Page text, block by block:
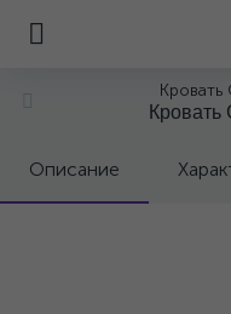
Кровать
Описание